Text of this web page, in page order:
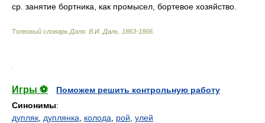
ср. занятие бортника, как промысел, бортевое хозяйство.
Толковый словарь Даля В.И. Даль. 1863-1866
Игры ⚽
Поможем решить контрольную работу
Синонимы:
дупляк дуплянка колода рой улей